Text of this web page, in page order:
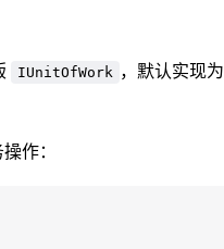
IUnitOfWork ，默认实现为
作：